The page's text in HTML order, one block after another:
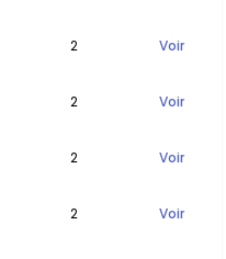
2 Voir
2 Voir
2 Voir
2 Voir